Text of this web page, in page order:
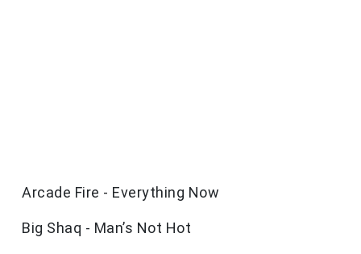
Arcade Fire - Everything Now
Big Shaq - Man’s Not Hot